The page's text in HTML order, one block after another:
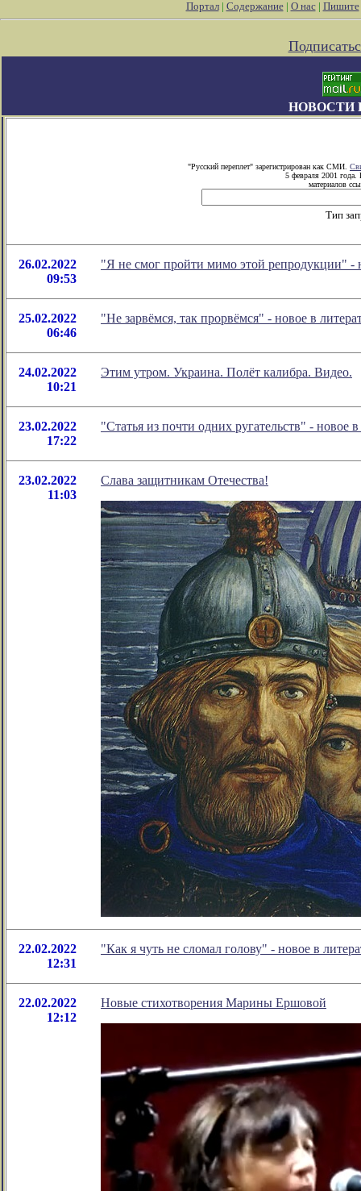
Портал| Содержание| О нас| Пишите
НОВОСТИ
"Русский переплет" зарегистрирован как СМИ.
5 февраля 2001 года.
материалов
Тип
26.02.2022
09:53
"Я не смог пройти мимо этой репродукции" -
25.02.2022
06:46
"Не зарвёмся, так прорвёмся" - новое в
24.02.2022
10:21
Этим утром. Украина. Полёт калибра. Видео.
23.02.2022
17:22
"Статья из почти одних ругательств" -
23.02.2022
11:03
Слава защитникам Отечества!
22.02.2022
12:31
"Как я чуть не сломал голову" - новое в
22.02.2022
12:12
Новые стихотворения Марины Ершовой